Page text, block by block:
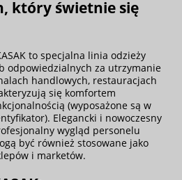
który świetnie się
to specjalna linia odzieży
odpowiedzialnych za utrzymanie
handlowych, restauracjach
się komfortem
(wyposażone są w
Elegancki i nowoczesny
wygląd personelu
być również stosowane jako
i marketów.